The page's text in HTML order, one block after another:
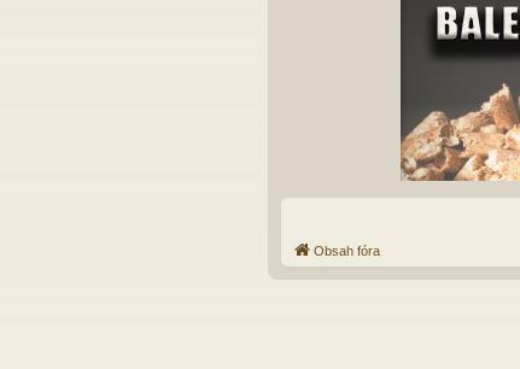
Obsah fóra